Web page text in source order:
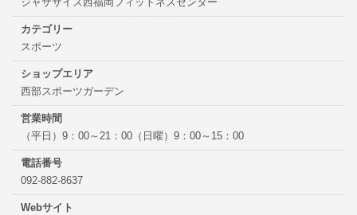
ジャザサイズ西福岡フィットネスセンター
カテゴリー
スポーツ
ショップエリア
西部スポーツガーデン
営業時間
（平日）9：00～21：00（日曜）9：00～15：00
電話番号
092-882-8637
Webサイト